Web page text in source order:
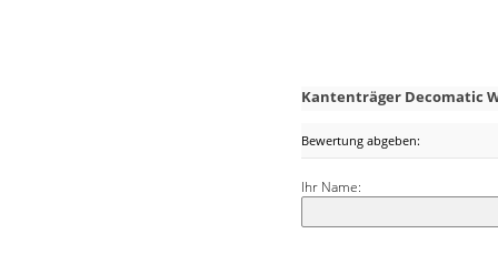
Kantenträger Decomatic
Bewertung abgeben:
Ihr Name: